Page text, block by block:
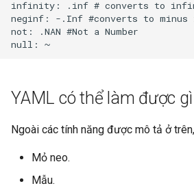
infinity: .inf # converts to
neginf: -.Inf #converts to
not: .NAN #Not a Number
YAML có thể làm được
Ngoài các tính năng được mô tả ở trên,
Mỏ neo.
Mẫu.